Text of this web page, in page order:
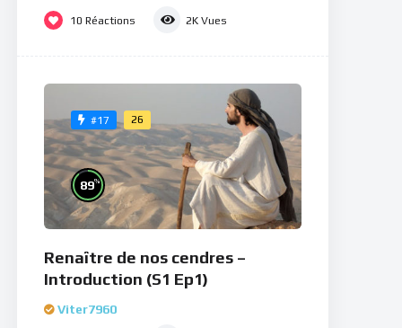
10 Réactions 2K Vues
#17 26
89%
Renaître de nos cendres –
Introduction (S1 Ep1)
Viter7960